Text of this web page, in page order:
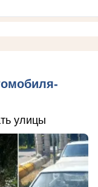
улицы